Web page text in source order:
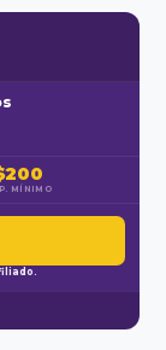
MÍNIMO